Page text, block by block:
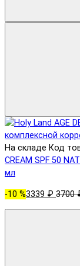
На складе Код
CREAM SPF 50
мл
-10 %3339 ₽ 3700